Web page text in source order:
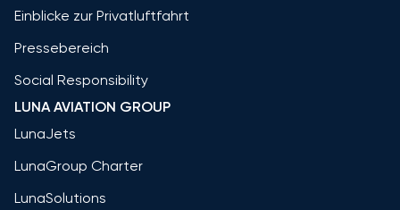
Einblicke zur Privatluftfahrt
Pressebereich
Social Responsibility
LUNA AVIATION GROUP
LunaJets
LunaGroup Charter
LunaSolutions